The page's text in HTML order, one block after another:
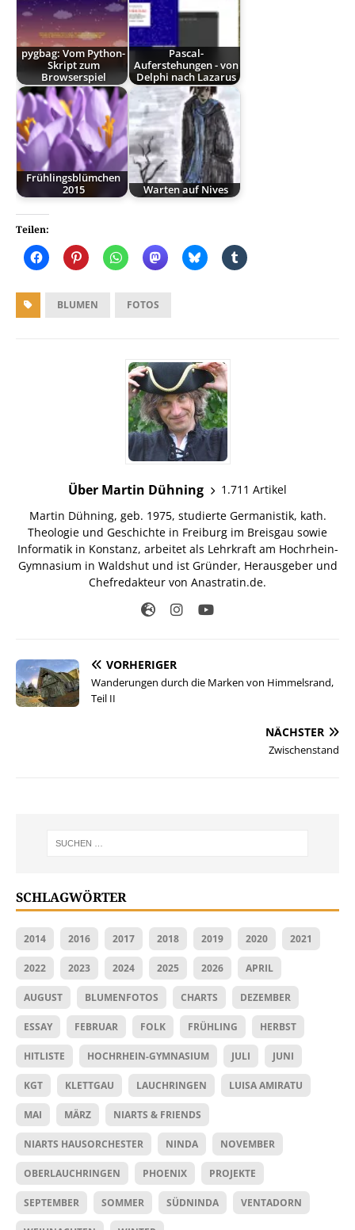
pygbag: Vom Python-
Skript zum
Browserspiel
Pascal-
Auferstehungen - von
Delphi nach Lazarus
Frühlingsblümchen
2015
Warten auf Nives
Teilen:
BLUMEN FOTOS
Über Martin Dühning
1.711 Artikel
Martin Dühning, geb. 1975, studierte Germanistik, kath.
Theologie und Geschichte in Freiburg im Breisgau sowie
Informatik in Konstanz, arbeitet als Lehrkraft am Hochrhein-
Gymnasium in Waldshut und ist Gründer, Herausgeber und
Chefredakteur von Anastratin.de.
VORHERIGER
Wanderungen durch die Marken von Himmelsrand,
Teil II
NÄCHSTER
Zwischenstand
SCHLAGWÖRTER
2014 2016 2017 2018 2019 2020 2021
2022 2023 2024 2025 2026 APRIL
AUGUST BLUMENFOTOS CHARTS DEZEMBER
ESSAY FEBRUAR FOLK FRÜHLING HERBST
HITLISTE HOCHRHEIN-GYMNASIUM JULI JUNI
KGT KLETTGAU LAUCHRINGEN LUISA AMIRATU
MAI MÄRZ NIARTS & FRIENDS
NIARTS HAUSORCHESTER NINDA NOVEMBER
OBERLAUCHRINGEN PHOENIX PROJEKTE
SEPTEMBER SOMMER SÜDNINDA VENTADORN